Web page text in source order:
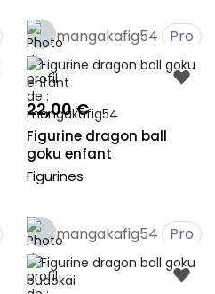
mangakafig54 Pro
22,00 €
Figurine dragon ball
goku enfant
Figurines
mangakafig54 Pro